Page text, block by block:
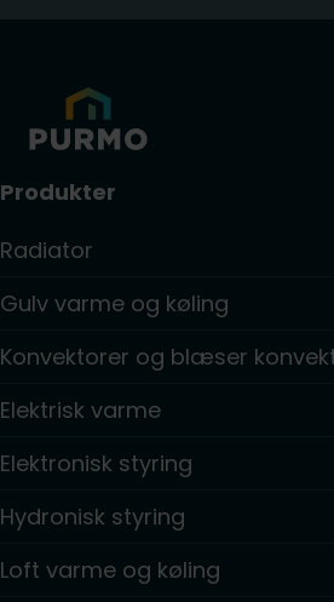
Produkter
Radiator
Gulv varme og køling
Konvektorer og blæser
Elektrisk varme
Elektronisk styring
Hydronisk styring
Loft varme og køling